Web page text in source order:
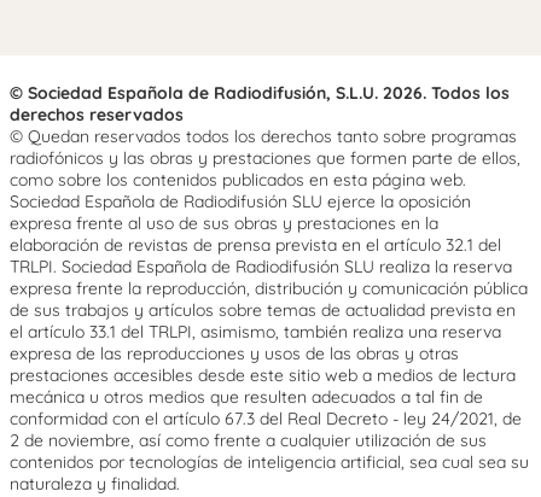
© Sociedad Española de Radiodifusión, S.L.U. 2026. Todos los
derechos reservados
© Quedan reservados todos los derechos tanto sobre programas
radiofónicos y las obras y prestaciones que formen parte de ellos,
como sobre los contenidos publicados en esta página web.
Sociedad Española de Radiodifusión SLU ejerce la oposición
expresa frente al uso de sus obras y prestaciones en la
elaboración de revistas de prensa prevista en el artículo 32.1 del
TRLPI. Sociedad Española de Radiodifusión SLU realiza la reserva
expresa frente la reproducción, distribución y comunicación pública
de sus trabajos y artículos sobre temas de actualidad prevista en
el artículo 33.1 del TRLPI, asimismo, también realiza una reserva
expresa de las reproducciones y usos de las obras y otras
prestaciones accesibles desde este sitio web a medios de lectura
mecánica u otros medios que resulten adecuados a tal fin de
conformidad con el artículo 67.3 del Real Decreto - ley 24/2021, de
2 de noviembre, así como frente a cualquier utilización de sus
contenidos por tecnologías de inteligencia artificial, sea cual sea su
naturaleza y finalidad.